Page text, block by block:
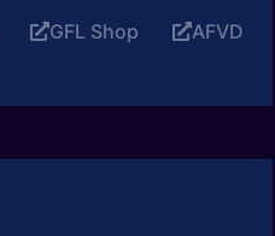
GFL Shop AFVD